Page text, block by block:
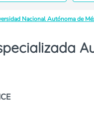
Nacional Autónoma de